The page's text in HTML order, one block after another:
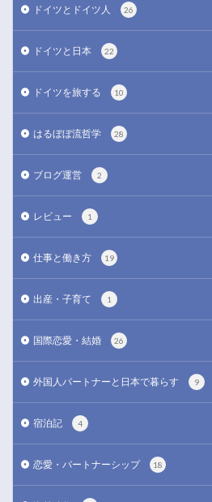
ドイツとドイツ人 26
ドイツと日本 22
ドイツを旅する 10
はるぼぼ流哲学 28
ブログ運営 2
レビュー 1
仕事と働き方 19
出産・子育て 1
国際恋愛・結婚 26
外国人パートナーと日本で暮らす 9
宿泊記 4
恋愛・パートナーシップ 18